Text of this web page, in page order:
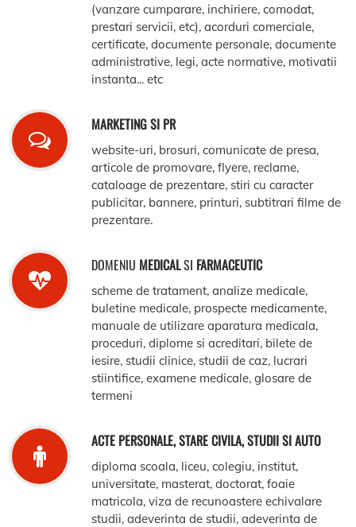
(vanzare cumparare, inchiriere, comodat,
prestari servicii, etc), acorduri comerciale,
certificate, documente personale, documente
administrative, legi, acte normative, motivatii
instanta... etc
MARKETING SI PR
website-uri, brosuri, comunicate de presa,
articole de promovare, flyere, reclame,
cataloage de prezentare, stiri cu caracter
publicitar, bannere, printuri, subtitrari filme de
prezentare.
DOMENIU MEDICALSI FARMACEUTIC
scheme de tratament, analize medicale,
buletine medicale, prospecte medicamente,
manuale de utilizare aparatura medicala,
proceduri, diplome si acreditari, bilete de
iesire, studii clinice, studii de caz, lucrari
stiintifice, examene medicale, glosare de
termeni
ACTE PERSONALE, STARE CIVILA, STUDII SI AUTO
diploma scoala, liceu, colegiu, institut,
universitate, masterat, doctorat, foaie
matricola, viza de recunoastere echivalare
studii, adeverinta de studii, adeverinta de